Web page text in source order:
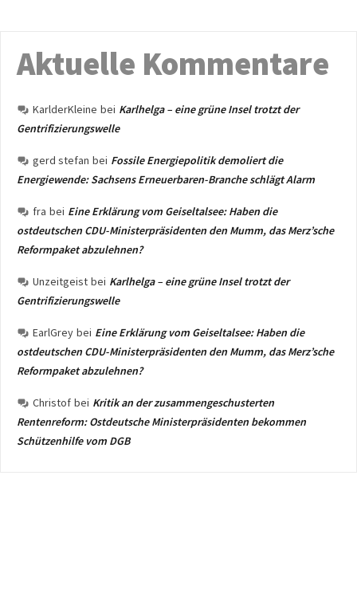
Aktuelle Kommentare
KarlderKleine bei Karlhelga – eine grüne Insel trotzt der
Gentrifizierungswelle
gerd stefan bei Fossile Energiepolitik demoliert die
Energiewende: Sachsens Erneuerbaren-Branche schlägt Alarm
fra bei Eine Erklärung vom Geiseltalsee: Haben die
ostdeutschen CDU-Ministerpräsidenten den Mumm, das Merz’sche
Reformpaket abzulehnen?
Unzeitgeist bei Karlhelga – eine grüne Insel trotzt der
Gentrifizierungswelle
EarlGrey bei Eine Erklärung vom Geiseltalsee: Haben die
ostdeutschen CDU-Ministerpräsidenten den Mumm, das Merz’sche
Reformpaket abzulehnen?
Christof bei Kritik an der zusammengeschusterten
Rentenreform: Ostdeutsche Ministerpräsidenten bekommen
Schützenhilfe vom DGB